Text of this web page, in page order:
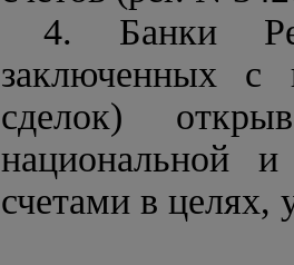
4. Банки
заключенных с
сделок)
национальной
счетами в целях,